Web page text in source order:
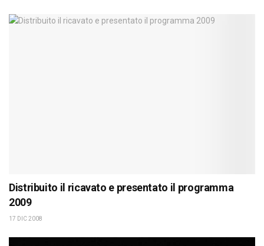
Distribuito il ricavato e presentato il programma
2009
17 DIC 2008